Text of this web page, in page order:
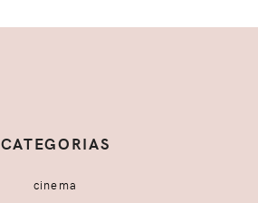
CATEGORIAS
cinema